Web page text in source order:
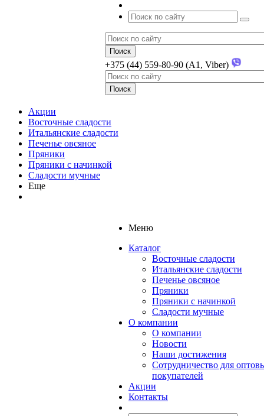
+375 (44) 559-80-90 (A1, Viber)
Акции
Восточные сладости
Итальянские сладости
Печенье овсяное
Пряники
Пряники с начинкой
Сладости мучные
Еще
Меню
Каталог
Восточные сладости
Итальянские сладости
Печенье овсяное
Пряники
Пряники с начинкой
Сладости мучные
О компании
О компании
Новости
Наши достижения
Сотрудничество для
покупателей
Акции
Контакты